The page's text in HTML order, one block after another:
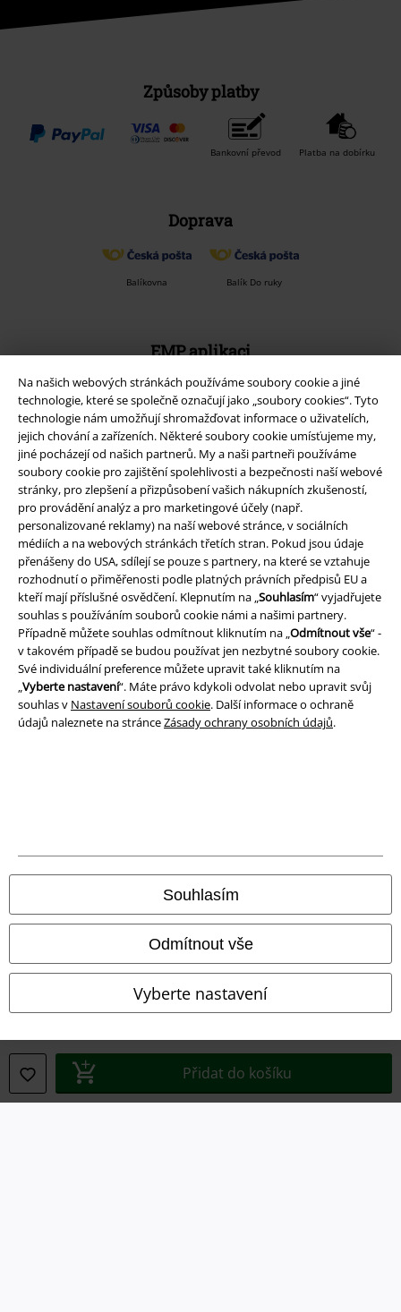
Na našich webových stránkách používáme soubory cookie a jiné
technologie, které se společně označují jako „soubory cookies“. Tyto
technologie nám umožňují shromažďovat informace o uživatelích,
jejich chování a zařízeních. Některé soubory cookie umísťujeme my,
jiné pocházejí od našich partnerů. My a naši partneři používáme
soubory cookie pro zajištění spolehlivosti a bezpečnosti naší webové
stránky, pro zlepšení a přizpůsobení vašich nákupních zkušeností,
pro provádění analýz a pro marketingové účely (např.
personalizované reklamy) na naší webové stránce, v sociálních
médiích a na webových stránkách třetích stran. Pokud jsou údaje
přenášeny do USA, sdílejí se pouze s partnery, na které se vztahuje
rozhodnutí o přiměřenosti podle platných právních předpisů EU a
kteří mají příslušné osvědčení. Klepnutím na „Souhlasím“ vyjadřujete
souhlas s používáním souborů cookie námi a našimi partnery.
Případně můžete souhlas odmítnout kliknutím na „Odmítnout vše“ -
v takovém případě se budou používat jen nezbytné soubory cookie.
Své individuální preference můžete upravit také kliknutím na
„Vyberte nastavení“. Máte právo kdykoli odvolat nebo upravit svůj
souhlas v Nastavení souborů cookie. Další informace o ochraně
údajů naleznete na stránceZásady ochrany osobních údajů.
Souhlasím
Odmítnout vše
Vyberte nastavení
Přidat do košíku
Způsoby platby
Bankovní převod Platba na dobírku
Doprava
Balíkovna Balík Do ruky
EMP aplikaci
funkce a výhody!
A Warner Music Group Company
Ochrana osobních údajů
Likvidace odpadu a ochrana životního prostředí
Informace o přístupnosti
Odstoupení od smlouvy